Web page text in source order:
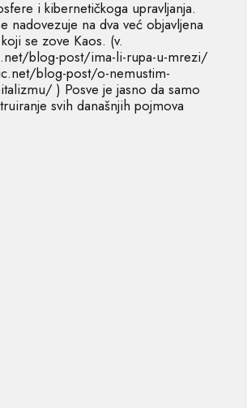
i kibernetičkoga upravljanja.
nadovezuje na dva već objavljena
se zove Kaos. (v.
blog-post/ima-li-rupa-u-mrezi/
blog-post/o-nemustim-
) Posve je jasno da samo
svih današnjih pojmova